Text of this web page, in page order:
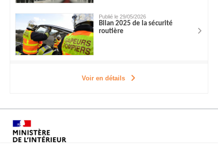
Publié le 29/05/2026
Bilan 2025 de la sécurité
routière
Voir en détails